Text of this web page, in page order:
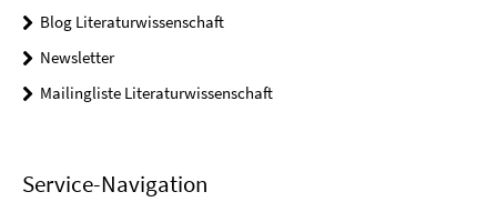
Blog Literaturwissenschaft
Newsletter
Mailingliste Literaturwissenschaft
Service-Navigation